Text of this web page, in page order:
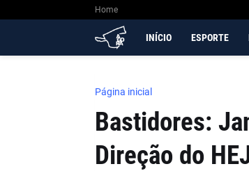
Home
INÍCIO ESPORTE
Página inicial
Bastidores:
Direção do